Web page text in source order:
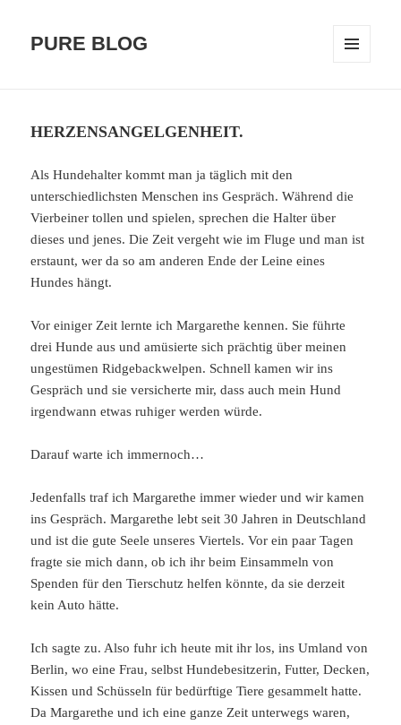
PURE BLOG
HERZENSANGELGENHEIT.
Als Hundehalter kommt man ja täglich mit den
unterschiedlichsten Menschen ins Gespräch. Während die
Vierbeiner tollen und spielen, sprechen die Halter über
dieses und jenes. Die Zeit vergeht wie im Fluge und man ist
erstaunt, wer da so am anderen Ende der Leine eines
Hundes hängt.
Vor einiger Zeit lernte ich Margarethe kennen. Sie führte
drei Hunde aus und amüsierte sich prächtig über meinen
ungestümen Ridgebackwelpen. Schnell kamen wir ins
Gespräch und sie versicherte mir, dass auch mein Hund
irgendwann etwas ruhiger werden würde.
Darauf warte ich immernoch…
Jedenfalls traf ich Margarethe immer wieder und wir kamen
ins Gespräch. Margarethe lebt seit 30 Jahren in Deutschland
und ist die gute Seele unseres Viertels. Vor ein paar Tagen
fragte sie mich dann, ob ich ihr beim Einsammeln von
Spenden für den Tierschutz helfen könnte, da sie derzeit
kein Auto hätte.
Ich sagte zu. Also fuhr ich heute mit ihr los, ins Umland von
Berlin, wo eine Frau, selbst Hundebesitzerin, Futter, Decken,
Kissen und Schüsseln für bedürftige Tiere gesammelt hatte.
Da Margarethe und ich eine ganze Zeit unterwegs waren,